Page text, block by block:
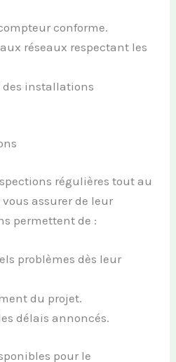
conforme.
réseaux respectant les
des installations
régulières tout au
assurer de leur
permettent de :
problèmes dès leur
du projet.
délais annoncés.
pour le